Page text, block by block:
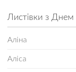
Листівки з
Аліна
Аліса